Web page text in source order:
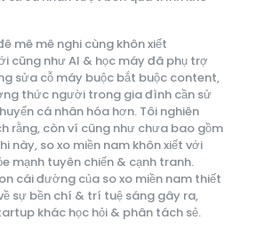
mê mê nghi cùng khôn xiết
cũng như AI & học máy đã phụ trợ
sửa cỗ máy buộc bắt buộc content,
thức người trong gia đình cần sử
cá nhân hóa hơn. Tôi nghiên
rằng, còn ví cũng như chưa bao gồm
này, so xo miền nam khôn xiết với
mạnh tuyên chiến & cạnh tranh.
cái đường của so xo miền nam thiết
sự bền chí & trí tuệ sáng gây ra,
khác học hỏi & phân tách sẻ.